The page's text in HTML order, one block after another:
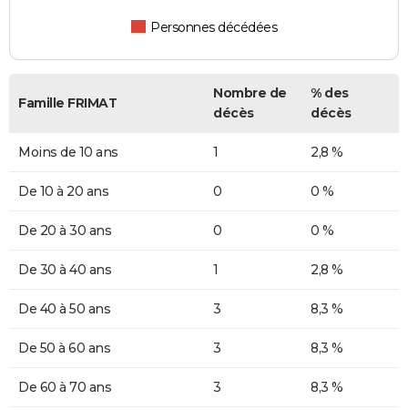
Personnes décédées
Famille FRIMAT
Nombre de
décès
% des
décès
Moins de 10 ans 1 2,8 %
De 10 à 20 ans 0 0 %
De 20 à 30 ans 0 0 %
De 30 à 40 ans 1 2,8 %
De 40 à 50 ans 3 8,3 %
De 50 à 60 ans 3 8,3 %
De 60 à 70 ans 3 8,3 %